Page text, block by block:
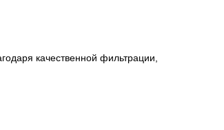
качественной фильтрации,